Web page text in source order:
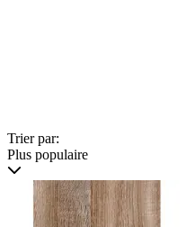
Trier par:
Plus populaire